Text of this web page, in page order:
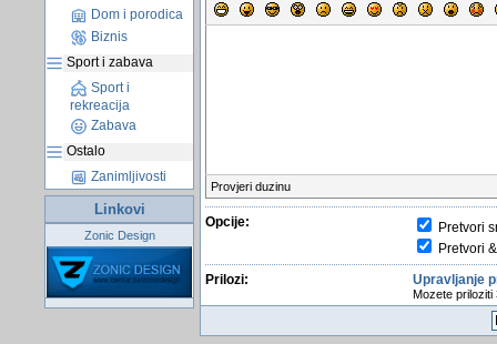
Dom i porodica
Biznis
Sport i zabava
Sport i
rekreacija
Zabava
Ostalo
Zanimljivosti
Linkovi
Zonic Design
Provjeri duzinu
Opcije:
Pretvori
Pretvori
Prilozi:
Upravljanje
Mozete priloziti